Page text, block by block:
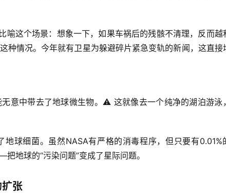
喻这个场景：想象一下，如果车祸后的残骸不清理，反而越
种情况。今年就有卫星为躲避碎片紧急变轨的新闻，这直接
意中带去了地球微生物。⚠️ 这就像去一个纯净的湖泊游泳
球细菌。虽然NASA有严格的消毒程序，但只要有0.01%
地球的“污染问题”变成了星际问题。
张